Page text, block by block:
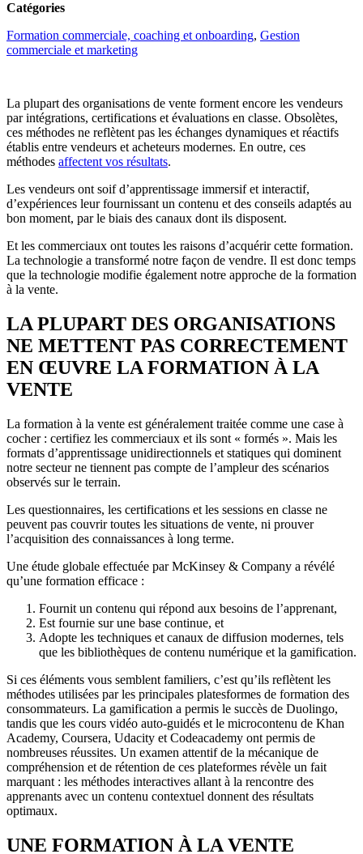
Catégories
Formation commerciale, coaching et onboarding, Gestion
commerciale et marketing
La plupart des organisations de vente forment encore les vendeurs
par intégrations, certifications et évaluations en classe. Obsolètes,
ces méthodes ne reflètent pas les échanges dynamiques et réactifs
établis entre vendeurs et acheteurs modernes. En outre, ces
méthodes affectent vos résultats.
Les vendeurs ont soif d’apprentissage immersif et interactif,
d’expériences leur fournissant un contenu et des conseils adaptés au
bon moment, par le biais des canaux dont ils disposent.
Et les commerciaux ont toutes les raisons d’acquérir cette formation.
La technologie a transformé notre façon de vendre. Il est donc temps
que la technologie modifie également notre approche de la formation
à la vente.
LA PLUPART DES ORGANISATIONS
NE METTENT PAS CORRECTEMENT
EN ŒUVRE LA FORMATION À LA
VENTE
La formation à la vente est généralement traitée comme une case à
cocher : certifiez les commerciaux et ils sont « formés ». Mais les
formats d’apprentissage unidirectionnels et statiques qui dominent
notre secteur ne tiennent pas compte de l’ampleur des scénarios
observés sur le terrain.
Les questionnaires, les certifications et les sessions en classe ne
peuvent pas couvrir toutes les situations de vente, ni prouver
l’acquisition des connaissances à long terme.
Une étude globale effectuée par McKinsey & Company a révélé
qu’une formation efficace :
Fournit un contenu qui répond aux besoins de l’apprenant,
Est fournie sur une base continue, et
Adopte les techniques et canaux de diffusion modernes, tels
que les bibliothèques de contenu numérique et la gamification.
Si ces éléments vous semblent familiers, c’est qu’ils reflètent les
méthodes utilisées par les principales platesformes de formation des
consommateurs. La gamification a permis le succès de Duolingo,
tandis que les cours vidéo auto-guidés et le microcontenu de Khan
Academy, Coursera, Udacity et Codeacademy ont permis de
nombreuses réussites. Un examen attentif de la mécanique de
compréhension et de rétention de ces plateformes révèle un fait
marquant : les méthodes interactives allant à la rencontre des
apprenants avec un contenu contextuel donnent des résultats
optimaux.
UNE FORMATION À LA VENTE